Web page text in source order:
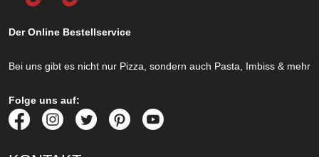
Der Online Bestellservice
Bei uns gibt es nicht nur Pizza, sondern auch Pasta, Imbiss & mehr
Folge uns auf: